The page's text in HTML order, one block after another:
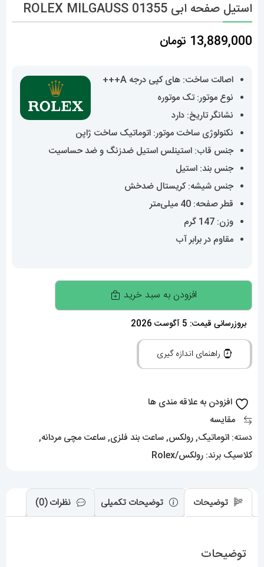
استیل صفحه ابی 01355 ROLEX MILGAUSS
13,889,000 تومان
اصالت ساخت: های کپی درجه A+++
نوع موتور: تک موتوره
نشانگر تاریخ: دارد
نکنولوژی ساخت موتور: اتوماتیک ساخت ژاپن
جنس قاب: استینلس استیل ضدزنگ و ضد حساسیت
جنس بند: استیل
جنس شیشه: کریستال ضدخش
قطر صفحه: 40 میلی‌متر
وزن: 147 گرم
مقاوم در برابر آب
ساعت
رولکس
مردانه
مدل
میلگاس
صفحه
01355
عدد
افزودن به سبد خرید
بروزرسانی قیمت: 5 آگوست 2026
راهنمای اندازه گیری
افزودن به علاقه مندی ها
مقایسه
دسته: اتوماتیک,رولکس,ساعت بند فلزی,ساعت مچی مردانه,
کلاسیک برند: رولکس/Rolex
توضیحات توضیحات تکمیلی نظرات (0)
توضیحات